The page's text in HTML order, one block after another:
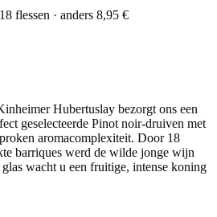
flessen · anders 8,95 €
Hubertuslay bezorgt ons een
geselecteerde Pinot noir-druiven met
aromacomplexiteit. Door 18
barriques werd de wilde jonge wijn
wacht u een fruitige, intense koning